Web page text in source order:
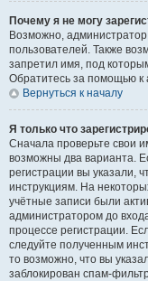
Почему я не могу
Возможно,
пользователей. Также
запретил имя, под
Обратитесь за помощью к
Вернуться к началу
Я только что
Сначала проверьте свои
возможны два варианта.
регистрации вы указали,
инструкциям. На
учётные записи были
администратором до
процессе регистрации.
следуйте полученным
то возможно, что вы
заблокирован спам-